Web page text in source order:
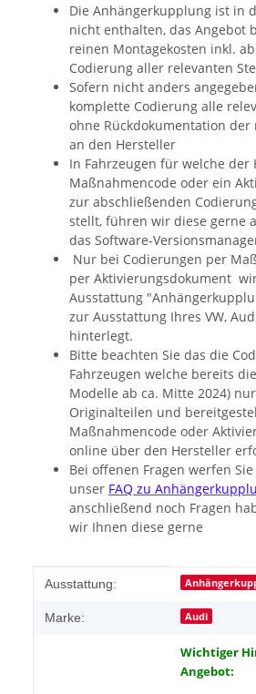
Die Anhängerkupplung ist in
nicht enthalten, das Angebot
reinen Montagekosten inkl.
Codierung aller relevanten
Sofern nicht anders
komplette Codierung alle
ohne Rückdokumentation
an den Hersteller
In Fahrzeugen für welche der
Maßnahmencode oder ein
zur abschließenden
stellt, führen wir diese gerne
das Software-
Nur bei Codierungen per
per Aktivierungsdokument
Ausstattung
zur Ausstattung Ihres VW,
hinterlegt.
Bitte beachten Sie das die
Fahrzeugen welche bereits die
Modelle ab ca. Mitte 2024)
Originalteilen und
Maßnahmencode oder
online über den Hersteller
Bei offenen Fragen werfen
unser FAQ zu
anschließend noch Fragen
wir Ihnen diese gerne
Produkteigenschaft
Wert
Ausstattung:
Marke: Audi
Wichtiger
Angebot: